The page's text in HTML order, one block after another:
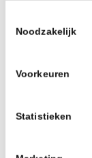
Noodzakelijk
Voorkeuren
Statistieken